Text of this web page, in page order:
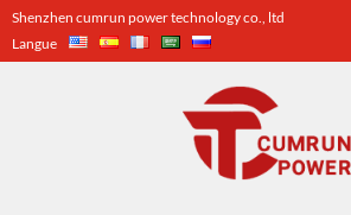
Shenzhen cumrun power technology co., ltd
Langue